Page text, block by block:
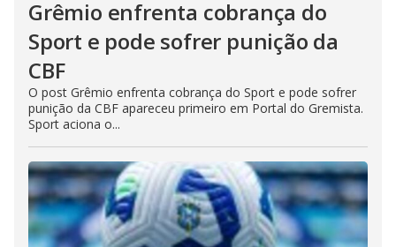
Grêmio enfrenta cobrança do
Sport e pode sofrer punição da
CBF
O post Grêmio enfrenta cobrança do Sport e pode sofrer
punição da CBF apareceu primeiro em Portal do Gremista.
Sport aciona o...